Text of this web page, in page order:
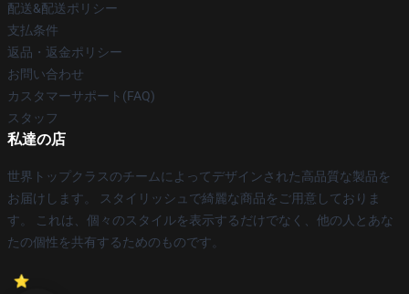
配送&配送ポリシー
支払条件
返品・返金ポリシー
お問い合わせ
カスタマーサポート(FAQ)
スタッフ
私達の店
世界トップクラスのチームによってデザインされた高品質な製品を
お届けします。 スタイリッシュで綺麗な商品をご用意しておりま
す。 これは、個々のスタイルを表示するだけでなく、他の人とあな
たの個性を共有するためのものです。